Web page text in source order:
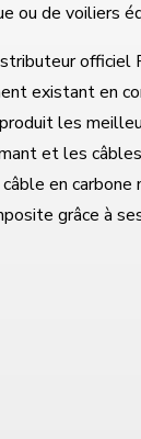
ou de voiliers
officiel
existant en
les
et les
câble en
grâce à